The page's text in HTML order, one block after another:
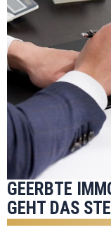
GEERBTE
GEHT DAS